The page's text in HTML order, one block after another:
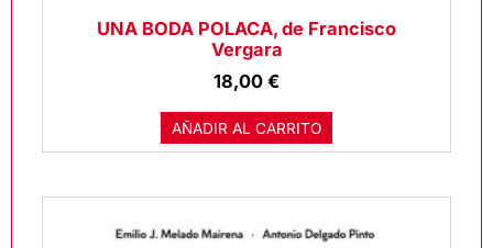
UNA BODA POLACA, de Francisco
Vergara
18,00 €
AÑADIR AL CARRITO